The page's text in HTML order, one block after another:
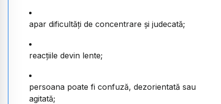
apar dificultăți de concentrare și judecată;
reacțiile devin lente;
persoana poate fi confuză, dezorientată sau
agitată;